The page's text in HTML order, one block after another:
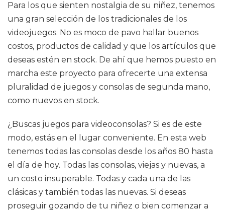
Para los que sienten nostalgia de su niñez, tenemos
una gran selección de los tradicionales de los
videojuegos. No es moco de pavo hallar buenos
costos, productos de calidad y que los artículos que
deseas estén en stock. De ahí que hemos puesto en
marcha este proyecto para ofrecerte una extensa
pluralidad de juegos y consolas de segunda mano,
como nuevos en stock.
¿Buscas juegos para videoconsolas? Si es de este
modo, estás en el lugar conveniente. En esta web
tenemos todas las consolas desde los años 80 hasta
el día de hoy. Todas las consolas, viejas y nuevas, a
un costo insuperable. Todas y cada una de las
clásicas y también todas las nuevas. Si deseas
proseguir gozando de tu niñez o bien comenzar a